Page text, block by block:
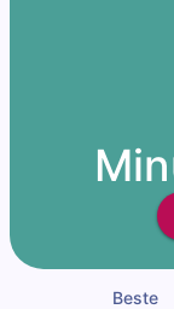
Beste